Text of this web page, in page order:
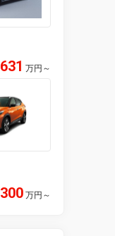
631 万円 ～
300 万円 ～